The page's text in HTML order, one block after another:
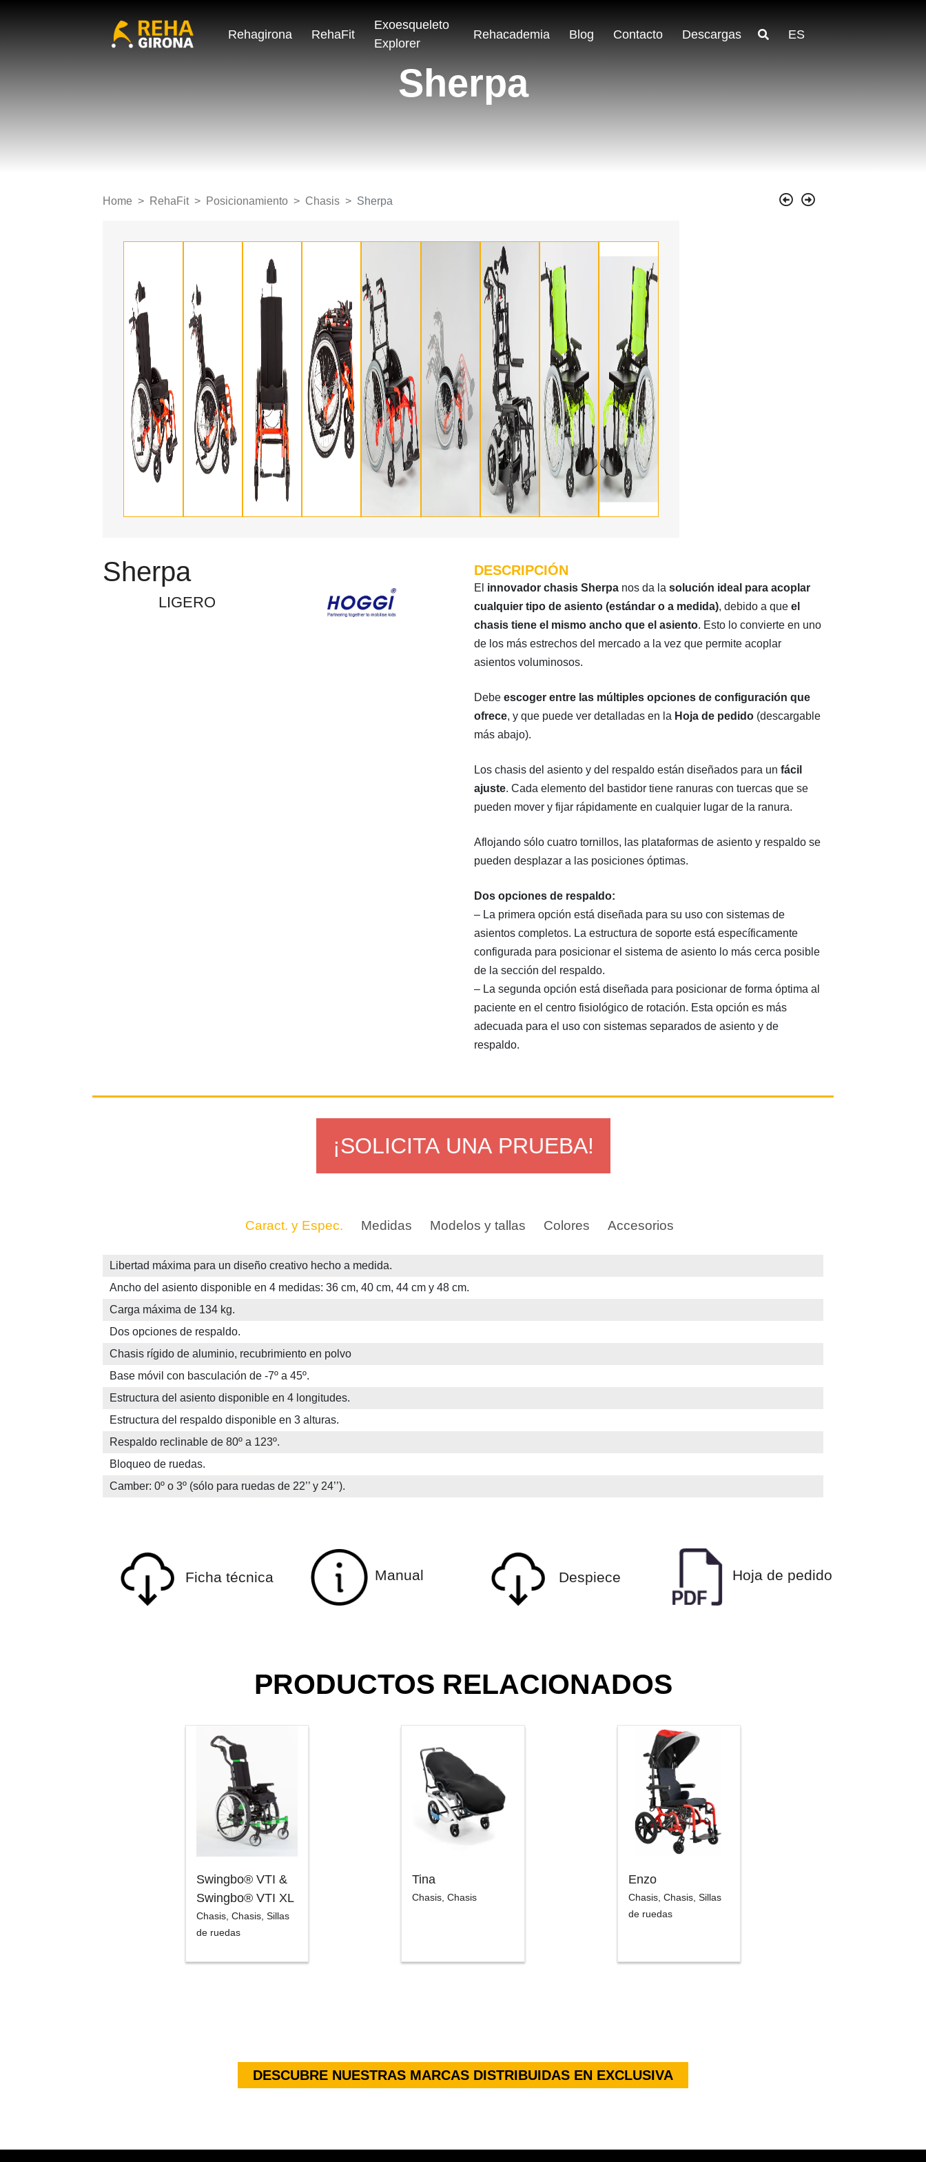
Rehagirona RehaFit
Exoesqueleto
Explorer
Rehacademia Blog Contacto Descargas ES
Sherpa
Home RehaFit Posicionamiento Chasis Sherpa
Sherpa
LIGERO
DESCRIPCIÓN
El innovador chasis Sherpanos da la solución ideal para acoplar
cualquier tipo de asiento (estándar o a medida), debido a que el
chasis tiene el mismo ancho que el asiento. Esto lo convierte en uno
de los más estrechos del mercado a la vez que permite acoplar
asientos voluminosos.
Debe escoger entre las múltiples opciones de configuración que
ofrece, y que puede ver detalladas en la Hoja de pedido(descargable
más abajo).
Los chasis del asiento y del respaldo están diseñados para un fácil
ajuste. Cada elemento del bastidor tiene ranuras con tuercas que se
pueden mover y fijar rápidamente en cualquier lugar de la ranura.
Aflojando sólo cuatro tornillos, las plataformas de asiento y respaldo se
pueden desplazar a las posiciones óptimas.
Dos opciones de respaldo:
– La primera opción está diseñada para su uso con sistemas de
asientos completos. La estructura de soporte está específicamente
configurada para posicionar el sistema de asiento lo más cerca posible
de la sección del respaldo.
– La segunda opción está diseñada para posicionar de forma óptima al
paciente en el centro fisiológico de rotación. Esta opción es más
adecuada para el uso con sistemas separados de asiento y de
respaldo.
¡SOLICITA UNA PRUEBA!
Caract. y Espec. Medidas Modelos y tallas Colores Accesorios
Libertad máxima para un diseño creativo hecho a medida.
Ancho del asiento disponible en 4 medidas: 36 cm, 40 cm, 44 cm y 48 cm.
Carga máxima de 134 kg.
Dos opciones de respaldo.
Chasis rígido de aluminio, recubrimiento en polvo
Base móvil con basculación de -7º a 45º.
Estructura del asiento disponible en 4 longitudes.
Estructura del respaldo disponible en 3 alturas.
Respaldo reclinable de 80º a 123º.
Bloqueo de ruedas.
Camber: 0º o 3º (sólo para ruedas de 22’’ y 24’’).
Ficha técnica Manual Despiece Hoja de pedido
PRODUCTOS RELACIONADOS
Swingbo® VTI &
Swingbo® VTI XL
Chasis, Chasis, Sillas
de ruedas
Tina
Chasis ,Chasis
Enzo
Chasis Chasis Sillas
de ruedas
DESCUBRE NUESTRAS MARCAS DISTRIBUIDAS EN EXCLUSIVA